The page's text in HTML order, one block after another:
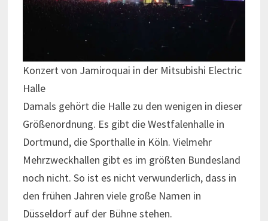
Konzert von Jamiroquai in der Mitsubishi Electric
Halle
Damals gehört die Halle zu den wenigen in dieser
Größenordnung. Es gibt die Westfalenhalle in
Dortmund, die Sporthalle in Köln. Vielmehr
Mehrzweckhallen gibt es im größten Bundesland
noch nicht. So ist es nicht verwunderlich, dass in
den frühen Jahren viele große Namen in
Düsseldorf auf der Bühne stehen.